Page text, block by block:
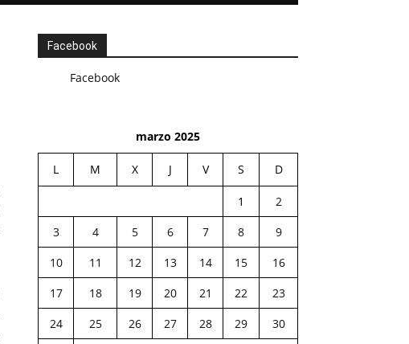
Facebook
Facebook
marzo 2025
L M X J V S D
1
2
3
4 5 6 7 8
9
10
11 12 13 14 15
16
17
18 19 20 21 22
23
24
25 26 27 28 29
30